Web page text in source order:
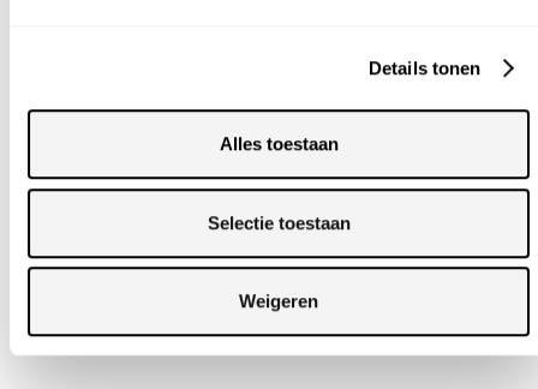
Details tonen
Alles toestaan
Selectie toestaan
Weigeren
LIGHT